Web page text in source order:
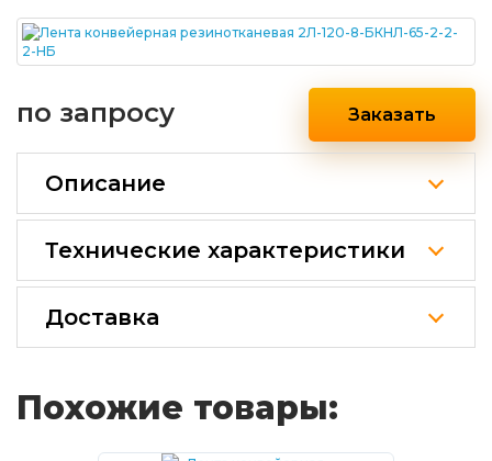
по запросу Заказать
Описание
Технические характеристики
Доставка
Похожие товары: